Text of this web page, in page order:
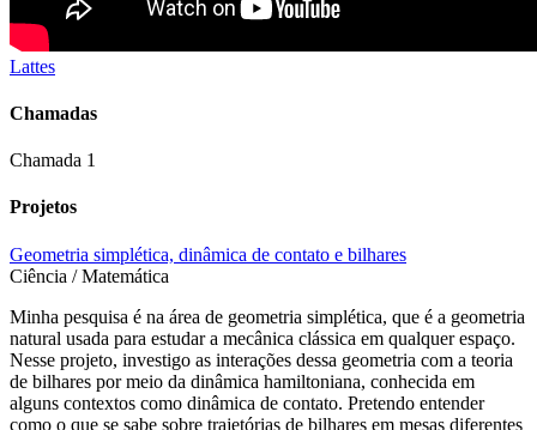
Lattes
Chamadas
Chamada 1
Projetos
Geometria simplética, dinâmica de contato e bilhares
Ciência / Matemática
Minha pesquisa é na área de geometria simplética, que é a geometria
natural usada para estudar a mecânica clássica em qualquer espaço.
Nesse projeto, investigo as interações dessa geometria com a teoria
de bilhares por meio da dinâmica hamiltoniana, conhecida em
alguns contextos como dinâmica de contato. Pretendo entender
como o que se sabe sobre trajetórias de bilhares em mesas diferentes